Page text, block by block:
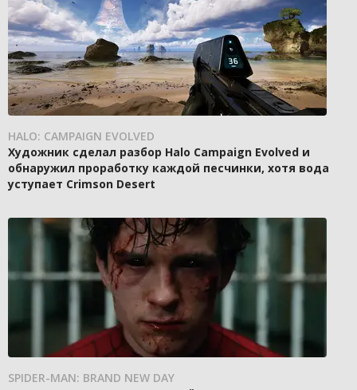
HALO: CAMPAIGN EVOLVED
Художник сделал разбор Halo Campaign Evolved и
обнаружил проработку каждой песчинки, хотя вода
уступает Crimson Desert
SPIDER-MAN: BRAND NEW DAY